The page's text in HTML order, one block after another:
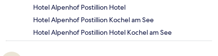
Hotel Alpenhof Postillion Hotel
Hotel Alpenhof Postillion Kochel am See
Hotel Alpenhof Postillion Hotel Kochel am See